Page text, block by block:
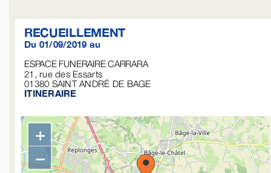
RECUEILLEMENT
Du 01/09/2019 au
ESPACE FUNERAIRE CARRARA
21, rue des Essarts
01380 SAINT ANDRÉ DE BAGE
ITINERAIRE
+
−